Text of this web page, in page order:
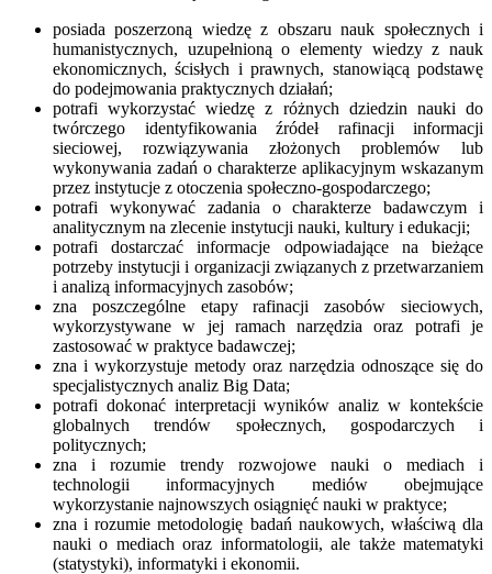
posiada poszerzoną wiedzę z obszaru nauk społecznych i
humanistycznych, uzupełnioną o elementy wiedzy z nauk
ekonomicznych, ścisłych i prawnych, stanowiącą podstawę
do podejmowania praktycznych działań;
potrafi wykorzystać wiedzę z różnych dziedzin nauki do
twórczego identyfikowania źródeł rafinacji informacji
sieciowej, rozwiązywania złożonych problemów lub
wykonywania zadań o charakterze aplikacyjnym wskazanym
przez instytucje z otoczenia społeczno-gospodarczego;
potrafi wykonywać zadania o charakterze badawczym i
analitycznym na zlecenie instytucji nauki, kultury i edukacji;
potrafi dostarczać informacje odpowiadające na bieżące
potrzeby instytucji i organizacji związanych z przetwarzaniem
i analizą informacyjnych zasobów;
zna poszczególne etapy rafinacji zasobów sieciowych,
wykorzystywane w jej ramach narzędzia oraz potrafi je
zastosować w praktyce badawczej;
zna i wykorzystuje metody oraz narzędzia odnoszące się do
specjalistycznych analiz Big Data;
potrafi dokonać interpretacji wyników analiz w kontekście
globalnych trendów społecznych, gospodarczych i
politycznych;
zna i rozumie trendy rozwojowe nauki o mediach i
technologii informacyjnych mediów obejmujące
wykorzystanie najnowszych osiągnięć nauki w praktyce;
zna i rozumie metodologię badań naukowych, właściwą dla
nauki o mediach oraz informatologii, ale także matematyki
(statystyki), informatyki i ekonomii.